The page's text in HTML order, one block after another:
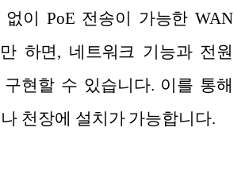
이 PoE 전송이 가능한 WAN
하면, 네트워크 기능과 전원
현할 수 있습니다. 이를 통해
천장에 설치가 가능합니다.